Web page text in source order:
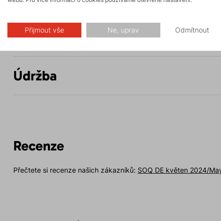
Parametry
Údržba
Recenze
Přečtete si recenze našich zákazníků: SOQ DE květen 2024/
Přijmout vše Ne, uprav Odmítnout